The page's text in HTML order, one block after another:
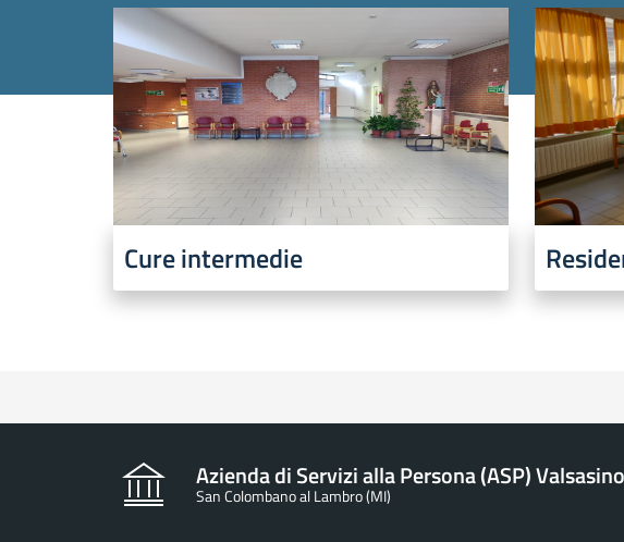
Cure intermedie
Azienda di Servizi alla Persona (ASP) Valsasino
San Colombano al Lambro (MI)